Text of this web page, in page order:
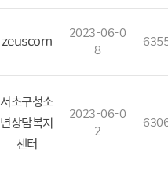
zeuscom
2023-06-0
8
서초구청소
년상담복지
센터
2023-06-0
2